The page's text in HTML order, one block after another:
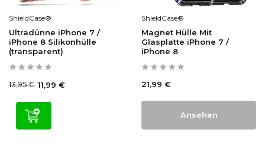
ShieldCase®
Ultradünne iPhone 7 /
iPhone 8 Silikonhülle
(transparent)
13,95 € 11,99 €
ShieldCase®
Magnet Hülle Mit
Glasplatte iPhone 7 /
iPhone 8
21,99 €
Ansehen